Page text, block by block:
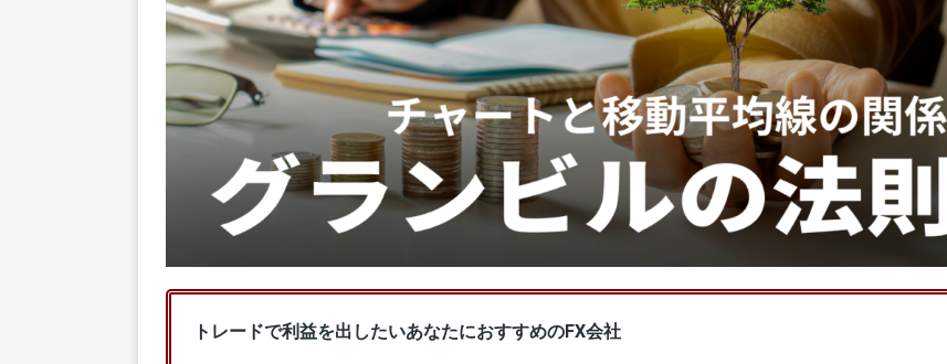
トレードで利益を出したいあなたにおすすめのFX会社